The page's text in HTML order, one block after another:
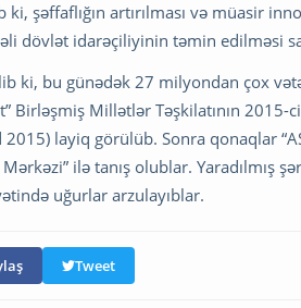
ki, şəffaflığın artırılması və müasir
dövlət idarəçiliyinin təmin edilməsi
ki, bu günədək 27 milyondan çox
Birləşmiş Millətlər Təşkilatının
layiq görülüb. Sonra qonaqlar
ilə tanış olublar. Yaradılmış
uğurlar arzulayıblar.
Tweet